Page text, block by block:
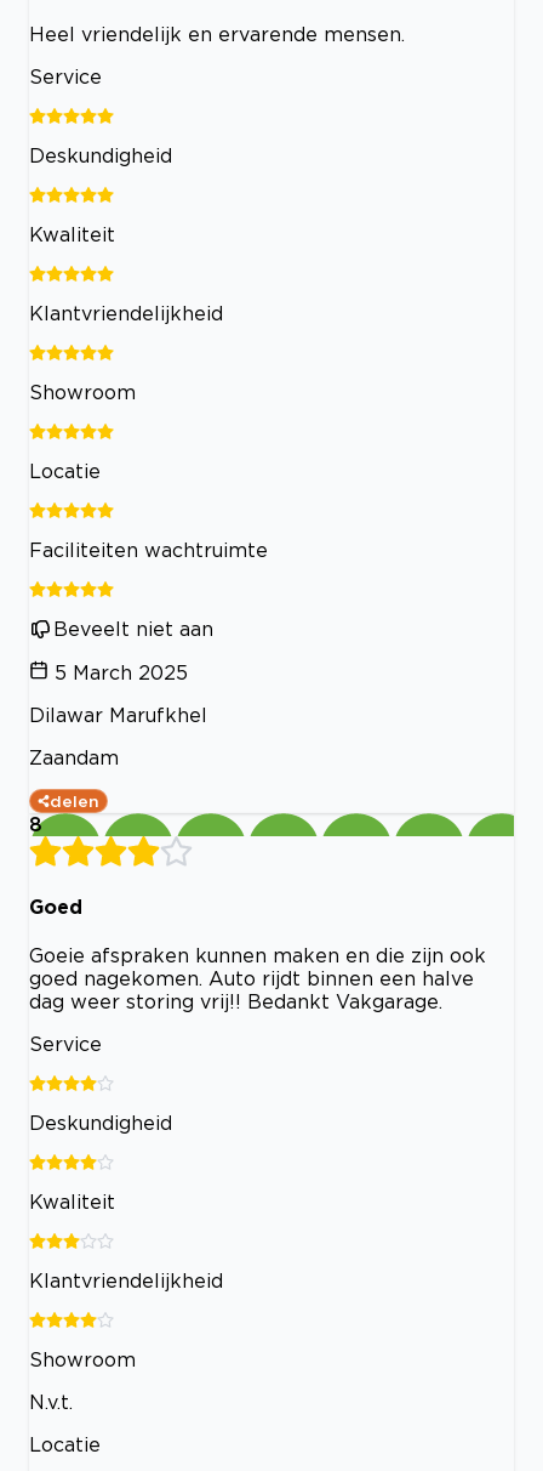
Heel vriendelijk en ervarende mensen.
Service
Deskundigheid
Kwaliteit
Klantvriendelijkheid
Showroom
Locatie
Faciliteiten wachtruimte
Beveelt niet aan
5 March 2025
Dilawar Marufkhel
Zaandam
delen
8
Goed
Goeie afspraken kunnen maken en die zijn ook
goed nagekomen. Auto rijdt binnen een halve
dag weer storing vrij!! Bedankt Vakgarage.
Service
Deskundigheid
Kwaliteit
Klantvriendelijkheid
Showroom
N.v.t.
Locatie